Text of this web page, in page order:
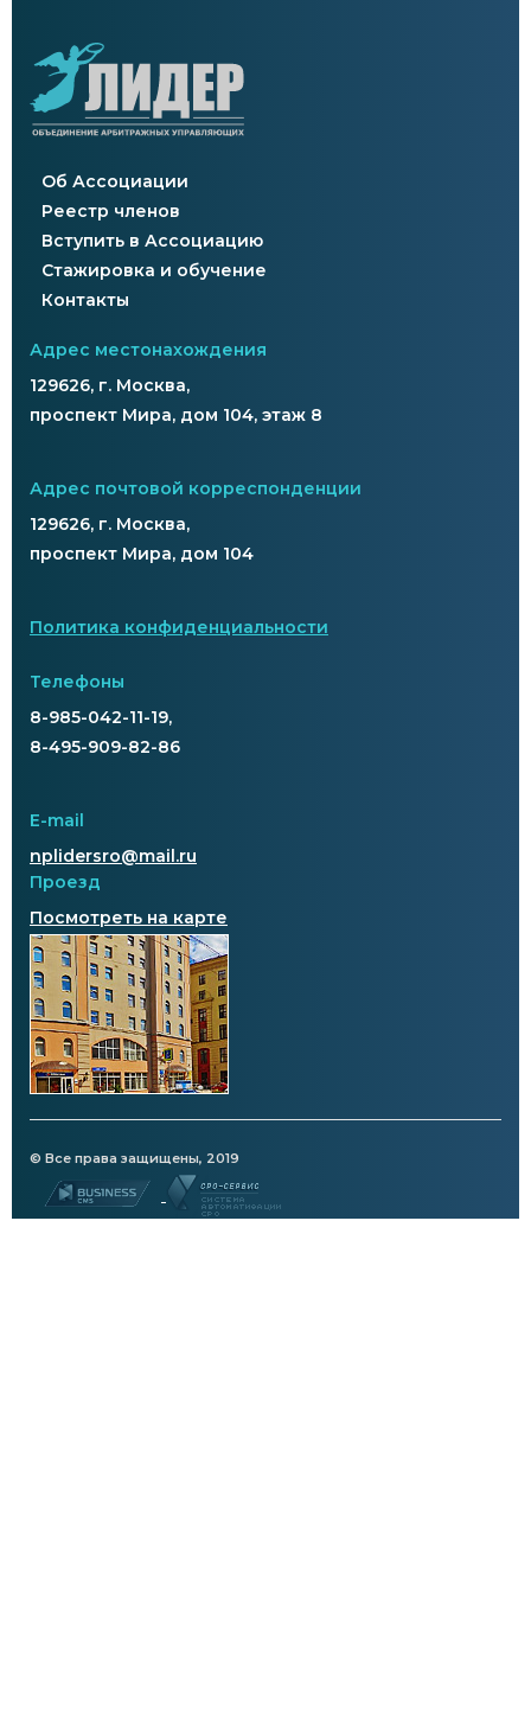
Об Ассоциации
Реестр членов
Вступить в Ассоциацию
Стажировка и обучение
Контакты
Адрес местонахождения
129626, г. Москва,
проспект Мира, дом 104, этаж 8
Адрес почтовой корреспонденции
129626, г. Москва,
проспект Мира, дом 104
Политика конфиденциальности
Телефоны
8-985-042-11-19,
8-495-909-82-86
E-mail
nplidersro@mail.ru
Проезд
Посмотреть на карте
© Все права защищены, 2019